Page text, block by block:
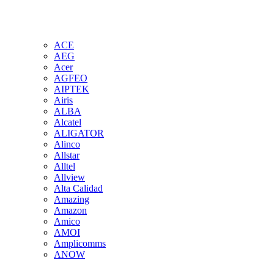
ACE
AEG
Acer
AGFEO
AIPTEK
Airis
ALBA
Alcatel
ALIGATOR
Alinco
Allstar
Alltel
Allview
Alta Calidad
Amazing
Amazon
Amico
AMOI
Amplicomms
ANOW